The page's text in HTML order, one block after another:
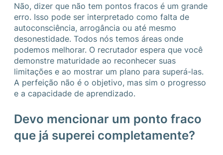
Não, dizer que não tem pontos fracos é um grande
erro. Isso pode ser interpretado como falta de
autoconsciência, arrogância ou até mesmo
desonestidade. Todos nós temos áreas onde
podemos melhorar. O recrutador espera que você
demonstre maturidade ao reconhecer suas
limitações e ao mostrar um plano para superá-las.
A perfeição não é o objetivo, mas sim o progresso
e a capacidade de aprendizado.
Devo mencionar um ponto fraco
que já superei completamente?